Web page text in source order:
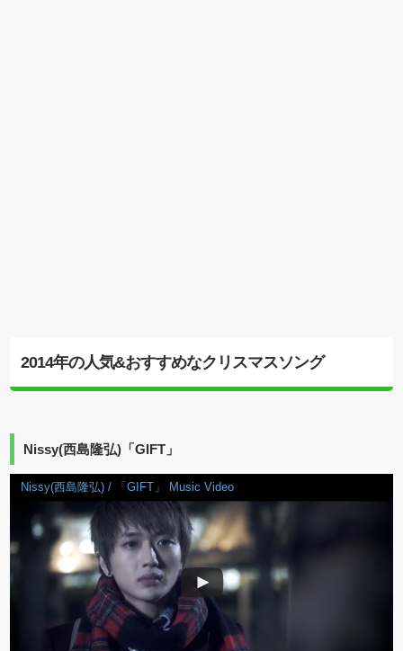
2014年の人気&おすすめなクリスマスソング
Nissy(西島隆弘)「GIFT」
Nissy(西島隆弘) / 「GIFT」 Music Video